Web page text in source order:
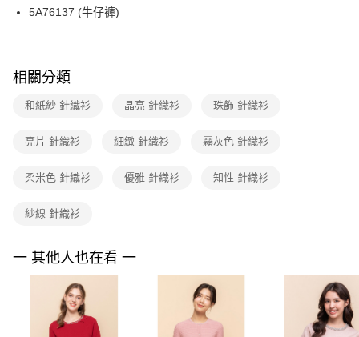
１．於結帳方式選擇「AFTEE先享後付」後，將跳轉至「AFTEE先享後付」
結帳頁面，進行簡訊認證並確認金額後，即可完成結帳。
※ 請注意：結帳手續完成當下不需立刻繳費，但若您需要取消訂單，請聯絡
後付繳納相關費用。
是否繳費成功／繳費後需取消欲退款等相關疑問，請聯繫「AFTEE先享後付
【注意事項】
易，需依本服務之必要範圍內提供個人資料，並將交易相關給付款項請求債
https://aftee.tw/terms/#terms3
３．未成年的使用者請事先徵得法定代理人或監護人之同意方可使用
「AFTEE先享後付」，若未經同意申辦者引起之損失，本公司不負相關責
４．使用「AFTEE先享後付」時，將依據個別帳號之用戶狀況，依本公司即
時審查核予不同之上限額度；若仍有額度不足之情形，本公司將視審查結果
付款後7-11取貨
黑貓宅配
每筆NT$200，滿NT$8,000(含以上)免運費
付款後門市自取
5A76137 (牛仔褲)
相關分類
和紙紗 針織衫 晶亮 針織衫 珠飾 針織衫
亮片 針織衫 細緻 針織衫 霧灰色 針織衫
柔米色 針織衫 優雅 針織衫 知性 針織衫
紗線 針織衫
一 其他人也在看 一